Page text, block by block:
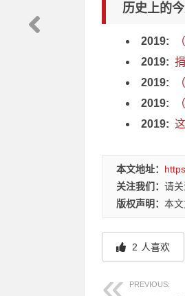
历史上的
2019:
2019:
2019:
2019:
2019:
本文地址：
关注我们： 请关
版权声明： 本
2 人喜欢
PREVIOUS: